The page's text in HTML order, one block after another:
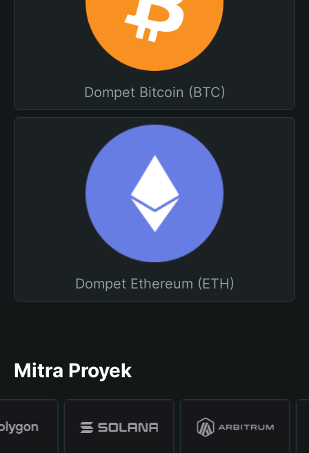
Dompet Bitcoin (BTC)
Dompet Ethereum (ETH)
Mitra Proyek